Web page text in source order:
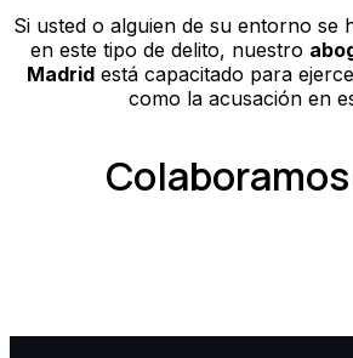
Si usted o alguien de su entorno se
en este tipo de delito, nuestro
Madrid está capacitado para
como la acusación en